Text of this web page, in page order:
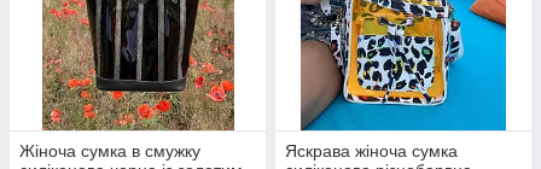
Жіноча сумка в смужку
Яскрава жіноча сумка